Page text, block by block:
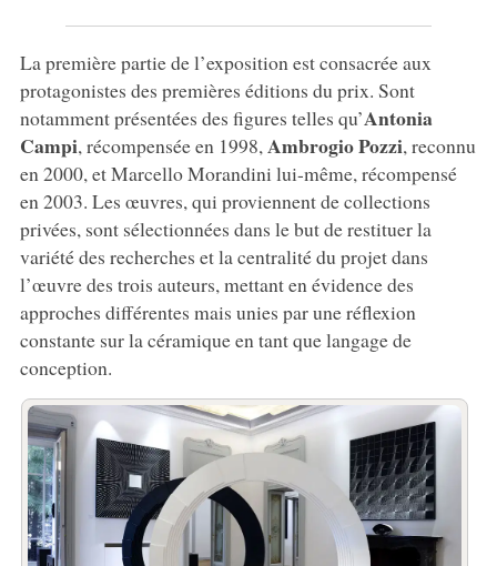
La première partie de l’exposition est consacrée aux
protagonistes des premières éditions du prix. Sont
notamment présentées des figures telles qu’Antonia
Campi, récompensée en 1998, AmbrogioPozzi, reconnu
en 2000, et Marcello Morandini lui-même, récompensé
en 2003. Les œuvres, qui proviennent de collections
privées, sont sélectionnées dans le but de restituer la
variété des recherches et la centralité du projet dans
l’œuvre des trois auteurs, mettant en évidence des
approches différentes mais unies par une réflexion
constante sur la céramique en tant que langage de
conception.